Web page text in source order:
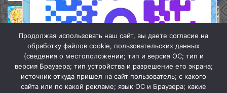
Продолжая использовать наш сайт, вы даете согласие на
обработку файлов cookie, пользовательских данных
(сведения о местоположении; тип и версия ОС; тип и
версия Браузера; тип устройства и разрешение его экрана;
источник откуда пришел на сайт пользователь; с какого
сайта или по какой рекламе; язык ОС и Браузера; какие